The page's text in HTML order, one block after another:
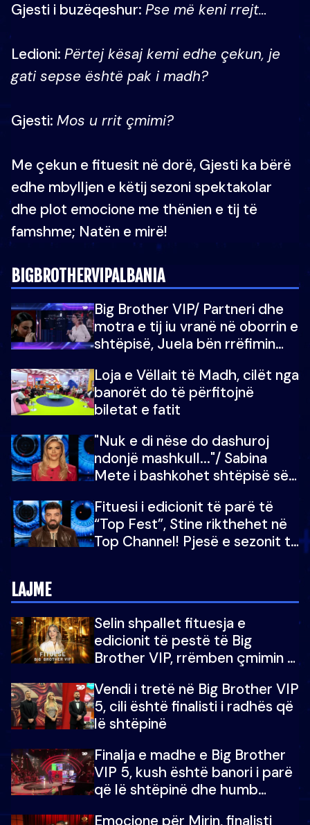
Gjesti i buzëqeshur: Pse më keni rrejt…
Ledioni: Përtej kësaj kemi edhe çekun, je
gati sepse është pak i madh?
Gjesti: Mos u rrit çmimi?
Me çekun e fituesit në dorë, Gjesti ka bërë
edhe mbylljen e këtij sezoni spektakolar
dhe plot emocione me thënien e tij të
famshme; Natën e mirë!
BIGBROTHERVIPALBANIA
Big Brother VIP/ Partneri dhe
motra e tij iu vranë në oborrin e
shtëpisë, Juela bën rrëfimin
do të martoheshim, por zemra
mu copëtua
Loja e Vëllait të Madh, cilët nga
banorët do të përfitojnë
biletat e fatit
"Nuk e di nëse do dashuroj
ndonjë mashkull..."/ Sabina
Mete i bashkohet shtëpisë së
për në fund!
Fituesi i edicionit të parë të
“Top Fest”, Stine rikthehet në
Top Channel! Pjesë e sezonit të
LAJME
Selin shpallet fituesja e
edicionit të pestë të Big
Brother VIP, rrëmben çmimin e
Vendi i tretë në Big Brother VIP
5, cili është finalisti i radhës që
lë shtëpinë
Finalja e madhe e Big Brother
VIP 5, kush është banori i parë
që lë shtëpinë dhe humb
Emocione për Mirin, finalisti